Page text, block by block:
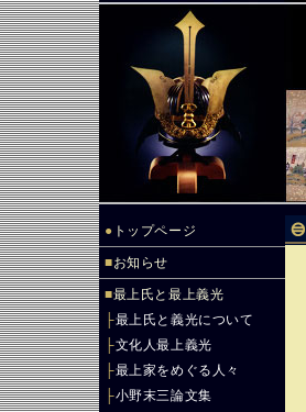
● トップページ
■お知らせ
■最上氏と最上義光
├最上氏と義光について
├文化人最上義光
├最上家をめぐる人々
├小野末三論文集